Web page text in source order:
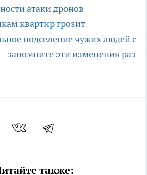
атаки дронов
квартир грозит
подселение чужих людей с
запомните эти изменения раз
также: